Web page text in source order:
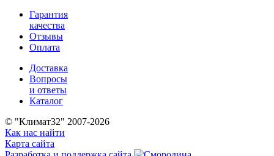
Гарантия
качества
Отзывы
Оплата
Доставка
Вопросы
и ответы
Каталог
© "Климат32" 2007-2026
Как нас найти
Карта сайта